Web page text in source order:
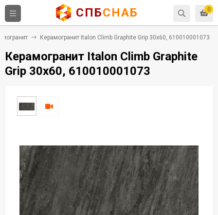
0
СПБСНАБ
Керамогранит Italon Climb Graphite Grip 30x60, 610010001073
Керамогранит Italon Climb Graphite
Grip 30x60, 610010001073